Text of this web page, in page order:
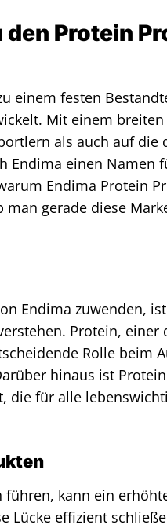
Protein
einem festen
Mit einem
als auch auf die
Endima einen Namen
Endima Protein
gerade diese
Endima zuwenden,
Protein,
Rolle beim
hinaus ist
für alle
kann ein
Lücke effizient